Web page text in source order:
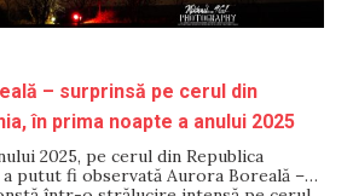
– surprinsă pe cerul din
în prima noapte a anului 2025
2025, pe cerul din Republica
a putut fi observată Aurora Boreală –